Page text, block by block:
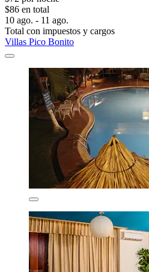
$86 en total
10 ago. - 11 ago.
Total con impuestos y cargos
Villas Pico Bonito